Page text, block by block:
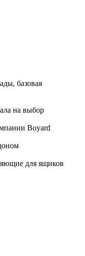
базовая
на выбор
Boyard
для ящиков